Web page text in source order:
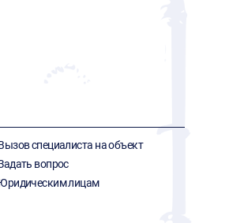
специалиста на объект
вопрос
лицам